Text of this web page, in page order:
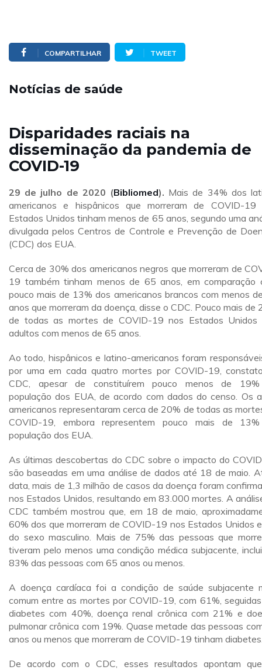
COMPARTILHAR TWEET
Notícias de saúde
Disparidades raciais na
disseminação da pandemia de
COVID-19
29 de julho de 2020 (Bibliomed). Mais de 34% dos
americanos e hispânicos que morreram de COVID-19
Estados Unidos tinham menos de 65 anos, segundo uma
divulgada pelos Centros de Controle e Prevenção de
(CDC) dos EUA.
Cerca de 30% dos americanos negros que morreram de
19 também tinham menos de 65 anos, em comparação
pouco mais de 13% dos americanos brancos com menos
anos que morreram da doença, disse o CDC. Pouco mais de
de todas as mortes de COVID-19 nos Estados Unidos
adultos com menos de 65 anos.
Ao todo, hispânicos e latino-americanos foram
por uma em cada quatro mortes por COVID-19,
CDC, apesar de constituírem pouco menos de
população dos EUA, de acordo com dados do censo. Os
americanos representaram cerca de 20% de todas as
COVID-19, embora representem pouco mais de
população dos EUA.
As últimas descobertas do CDC sobre o impacto do
são baseadas em uma análise de dados até 18 de maio.
data, mais de 1,3 milhão de casos da doença foram
nos Estados Unidos, resultando em 83.000 mortes. A
CDC também mostrou que, em 18 de maio,
60% dos que morreram de COVID-19 nos Estados Unidos
do sexo masculino. Mais de 75% das pessoas que
tiveram pelo menos uma condição médica subjacente,
83% das pessoas com 65 anos ou menos.
A doença cardíaca foi a condição de saúde subjacente
comum entre as mortes por COVID-19, com 61%,
diabetes com 40%, doença renal crônica com 21% e
pulmonar crônica com 19%. Quase metade das pessoas
anos ou menos que morreram de COVID-19 tinham
De acordo com o CDC, esses resultados apontam